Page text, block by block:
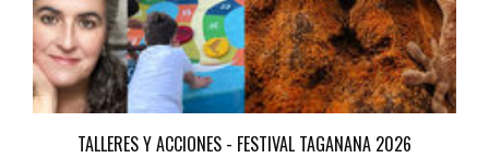
TALLERES Y ACCIONES - FESTIVAL TAGANANA 2026